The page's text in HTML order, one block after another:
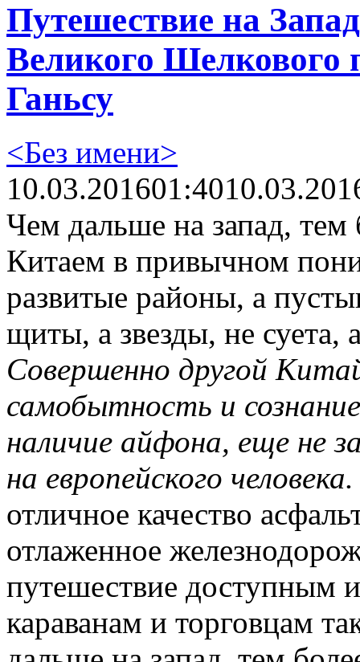
Путешествие на
Великого Шелкового
Ганьсу
<Без имени>
10.03.201601:40
Чем дальше на запад, тем
Китаем в привычном
развитые районы, а
щиты, а звезды, не
Совершенно другой
самобытность и
наличие айфона, еще не
на европейского человека.
отличное качество
отлаженное
путешествие доступным
караванам и торговцам